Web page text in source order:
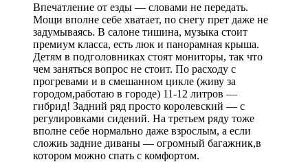
Впечатление от езды — словами не передать.
Мощи вполне себе хватает, по снегу прет даже не
задумываясь. В салоне тишина, музыка стоит
премиум класса, есть люк и панорамная крыша.
Детям в подголовниках стоят мониторы, так что
чем заняться вопрос не стоит. По расходу с
прогревами и в смешанном цикле (живу за
городом,работаю в городе) 11-12 литров —
гибрид! Задний ряд просто королевский — с
регулировками сидений. На третьем ряду тоже
вполне себе нормально даже взрослым, а если
сложиь задние диваны — огромный багажник,в
котором можно спать с комфортом.